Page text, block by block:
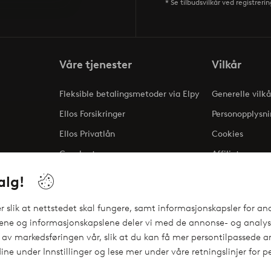
slik at nettstedet skal fungere, samt informasjonskapsler for
og informasjonskapslene deler vi med de annonse- og
markedsføringen vår, slik at du kan få mer persontilpassede
under Innstillinger og lese mer under våre retningslinjer for
* Se tilbudsvilkår ved
Våre tjenester
Fleksible betalingsmetoder via Elpy
Ellos Forsikringer
Ellos Privatlån
Gavekort
Vilkår
Generelle
Cookies
Affiliate